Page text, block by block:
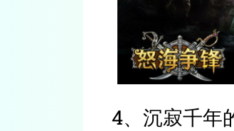
4、沉寂千年